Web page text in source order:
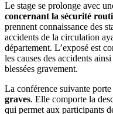
Le stage se prolonge avec
concernant la sécurité
prennent connaissance des
accidents de la circulation
département. L’exposé est
les causes des accidents
blessées gravement.
La conférence suivante porte
graves. Elle comporte la
qui permet aux participants